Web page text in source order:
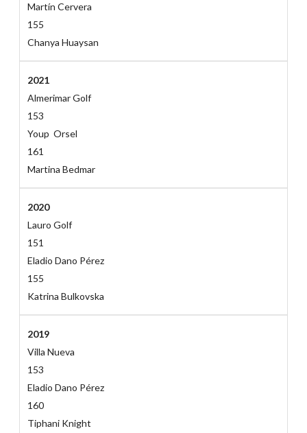
Martín Cervera
155
Chanya Huaysan
2021
Almerimar Golf
153
Youp Orsel
161
Martina Bedmar
2020
Lauro Golf
151
Eladio Dano Pérez
155
Katrina Bulkovska
2019
Villa Nueva
153
Eladio Dano Pérez
160
Tiphani Knight